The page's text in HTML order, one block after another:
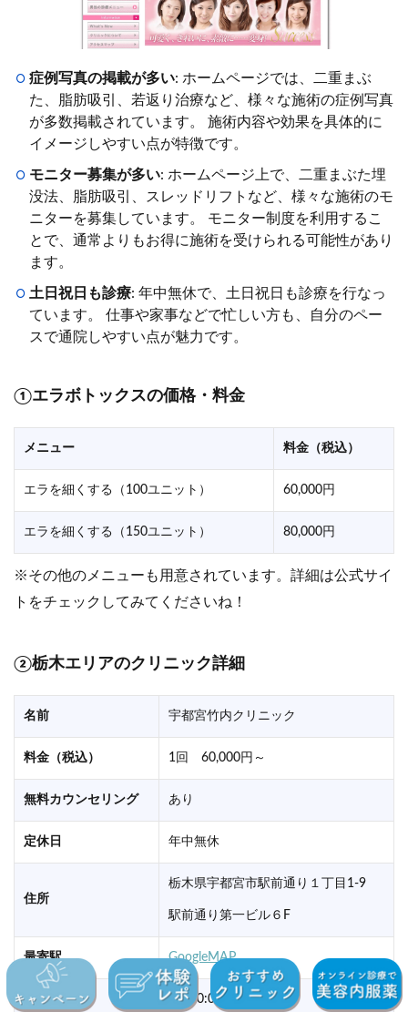
症例写真の掲載が多い: ホームページでは、二重まぶ
た、脂肪吸引、若返り治療など、様々な施術の症例写真
が多数掲載されています。 施術内容や効果を具体的に
イメージしやすい点が特徴です。
モニター募集が多い: ホームページ上で、二重まぶた埋
没法、脂肪吸引、スレッドリフトなど、様々な施術のモ
ニターを募集しています。 モニター制度を利用するこ
とで、通常よりもお得に施術を受けられる可能性があり
ます。
土日祝日も診療: 年中無休で、土日祝日も診療を行なっ
ています。 仕事や家事などで忙しい方も、自分のペー
スで通院しやすい点が魅力です。
①エラボトックスの価格・料金
メニュー 料金（税込）
エラを細くする（100ユニット） 60,000円
エラを細くする（150ユニット） 80,000円
※その他のメニューも用意されています。詳細は公式サイ
トをチェックしてみてくださいね！
②栃木エリアのクリニック詳細
名前 宇都宮竹内クリニック
料金（税込） 1回 60,000円～
無料カウンセリング あり
定休日 年中無休
住所
栃木県宇都宮市駅前通り１丁目1-9
駅前通り第一ビル６F
最寄駅 GoogleMAP
営業時間 AM10:00〜PM6:00